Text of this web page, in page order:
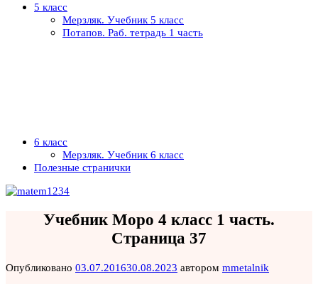
5 класс
Мерзляк. Учебник 5 класс
Потапов. Раб. тетрадь 1 часть
6 класс
Мерзляк. Учебник 6 класс
Полезные странички
Учебник Моро 4 класс 1 часть.
Страница 37
Опубликовано 03.07.201630.08.2023 автором mmetalnik